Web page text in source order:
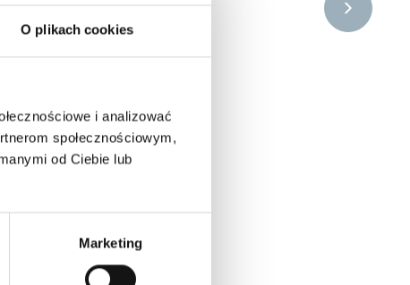
O plikach cookies
i analizować
społecznościowym,
od Ciebie lub
Marketing